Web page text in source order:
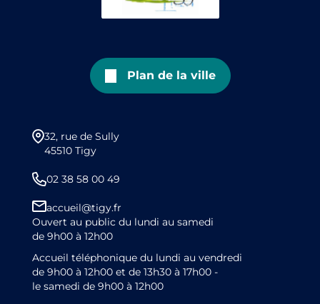
Plan de la ville
32, rue de Sully
45510 Tigy
02 38 58 00 49
accueil@tigy.fr
Ouvert au public du lundi au samedi
de 9h00 à 12h00
Accueil téléphonique du lundi au vendredi
de 9h00 à 12h00 et de 13h30 à 17h00 -
le samedi de 9h00 à 12h00